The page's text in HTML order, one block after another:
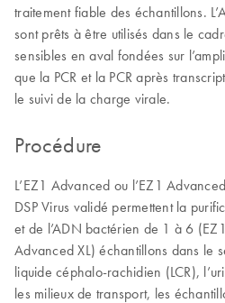
traitement fiable des échantillons.
sont prêts à être utilisés dans le
sensibles en aval fondées sur
que la PCR et la PCR après
le suivi de la charge virale.
Procédure
L’EZ1 Advanced ou l’EZ1
DSP Virus validé permettent la
et de l’ADN bactérien de 1 à 6
Advanced XL) échantillons dans le
liquide céphalo-rachidien (LCR),
les milieux de transport, les